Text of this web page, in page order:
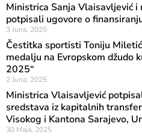
Ministrica Sanja Vlaisavljević
potpisali ugovore o
3 Juna, 2025
Čestitka sportisti Toniju
medalju na Evropskom džudo
2025“
2 Juna, 2025
Ministrica Vlaisavljević
sredstava iz kapitalnih
Visokog i Kantona Sarajevo,
30 Maja, 2025